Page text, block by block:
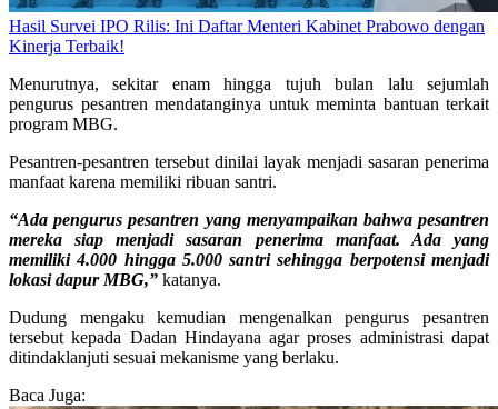
Hasil Survei IPO Rilis: Ini Daftar Menteri Kabinet Prabowo dengan
Kinerja Terbaik!
Menurutnya, sekitar enam hingga tujuh bulan lalu sejumlah
pengurus pesantren mendatanginya untuk meminta bantuan terkait
program MBG.
Pesantren-pesantren tersebut dinilai layak menjadi sasaran penerima
manfaat karena memiliki ribuan santri.
“Ada pengurus pesantren yang menyampaikan bahwa pesantren
mereka siap menjadi sasaran penerima manfaat. Ada yang
memiliki 4.000 hingga 5.000 santri sehingga berpotensi menjadi
lokasi dapur MBG,” katanya.
Dudung mengaku kemudian mengenalkan pengurus pesantren
tersebut kepada Dadan Hindayana agar proses administrasi dapat
ditindaklanjuti sesuai mekanisme yang berlaku.
Baca Juga: